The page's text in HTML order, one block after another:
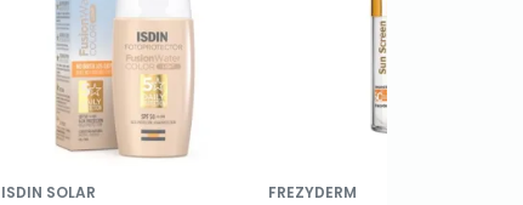
ISDIN SOLAR FREZYDERM